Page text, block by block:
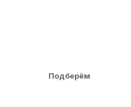
Подберём